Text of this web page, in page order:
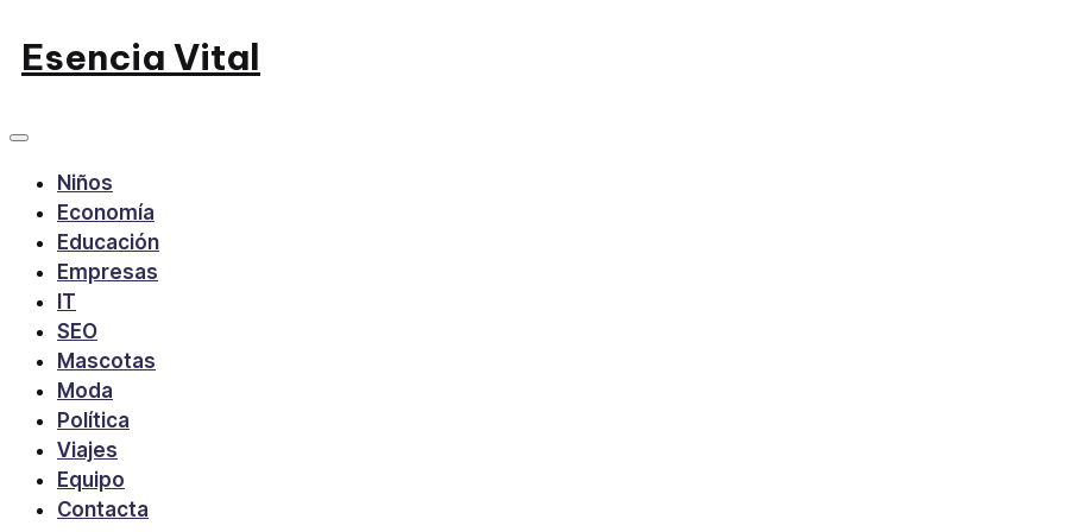
Saltar
al
Esencia Vital
Niños
Economía
Educación
Empresas
IT
SEO
Mascotas
Moda
Política
Viajes
Equipo
Contacta